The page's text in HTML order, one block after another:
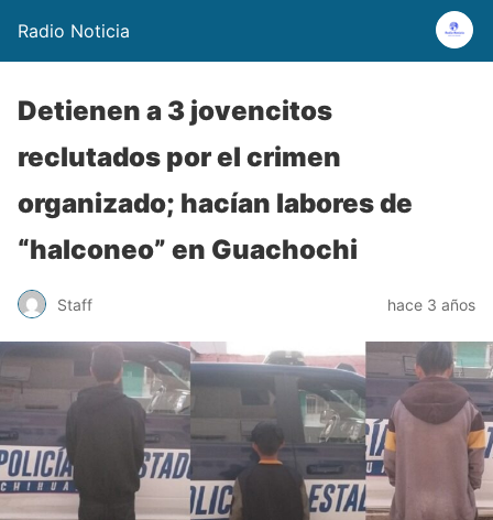
Radio Noticia
Detienen a 3 jovencitos
reclutados por el crimen
organizado; hacían labores de
“halconeo” en Guachochi
Staff hace 3 años